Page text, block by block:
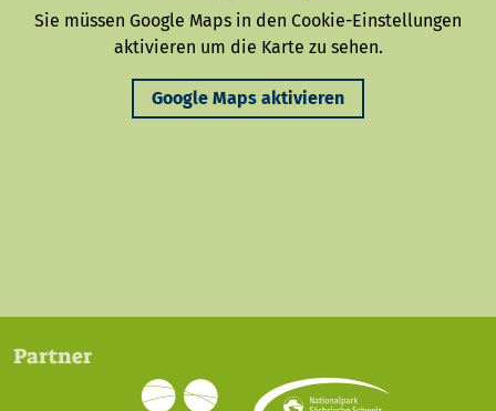
Sie müssen Google Maps in den Cookie-Einstellungen
aktivieren um die Karte zu sehen.
Google Maps aktivieren
Partner